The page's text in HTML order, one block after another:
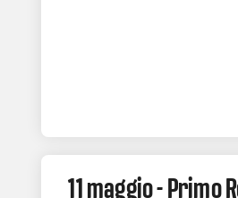
11 maggio - Primo